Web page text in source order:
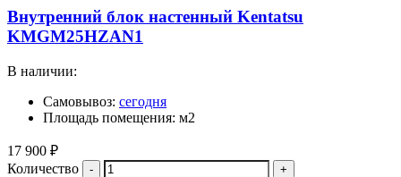
Внутренний блок настенный Kentatsu
KMGM25HZAN1
В наличии:
Самовывоз: сегодня
Площадь помещения: м2
17 900 ₽
Количество